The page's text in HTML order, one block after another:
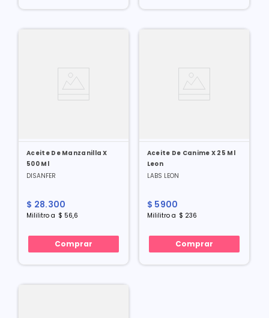
Aceite De Manzanilla X
500 Ml
DISANFER
$ 28.300
Mililitro a $ 56,6
Comprar
Aceite De Canime X 25 Ml
Leon
LABS LEON
$ 5900
Mililitroa $ 236
Comprar